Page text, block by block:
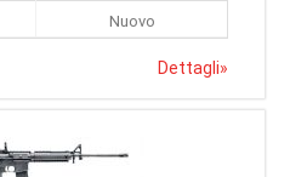
Nuovo
Dettagli»